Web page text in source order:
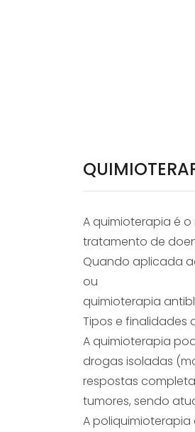
A quimioterapia é
tratamento de
Quando aplicada
ou
quimioterapia
Tipos e finalidades
A quimioterapia
drogas isoladas
respostas
tumores, sendo
A